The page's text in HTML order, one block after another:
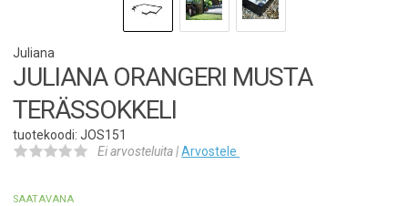
Juliana
JULIANA ORANGERI MUSTA
TERÄSSOKKELI
tuotekoodi: JOS151
Ei arvosteluita |Arvostele
SAATAVANA